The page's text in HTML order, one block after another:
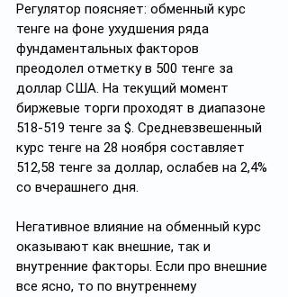
Регулятор поясняет: обменный курс
тенге на фоне ухудшения ряда
фундаментальных факторов
преодолел отметку в 500 тенге за
доллар США. На текущий момент
биржевые торги проходят в диапазоне
518-519 тенге за $. Средневзвешенный
курс тенге на 28 ноября составляет
512,58 тенге за доллар, ослабев на 2,4%
со вчерашнего дня.
Негативное влияние на обменный курс
оказывают как внешние, так и
внутренние факторы. Если про внешние
все ясно, то по внутреннему